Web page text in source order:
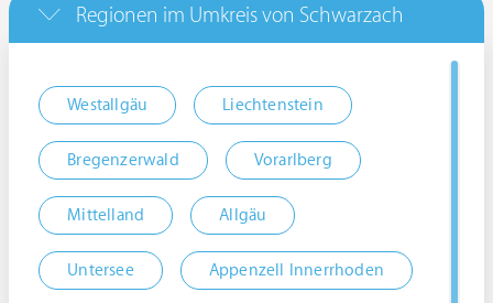
Regionen im Umkreis von Schwarzach
Westallgäu Liechtenstein
Bregenzerwald Vorarlberg
Mittelland Allgäu
Untersee Appenzell Innerrhoden